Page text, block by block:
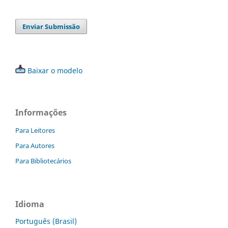
Enviar Submissão
Baixar o modelo
Informações
Para Leitores
Para Autores
Para Bibliotecários
Idioma
Português (Brasil)